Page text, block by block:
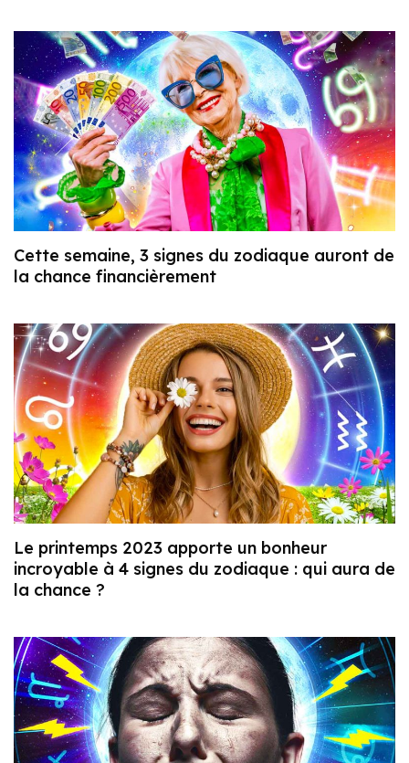
Cette semaine, 3 signes du zodiaque auront de
la chance financièrement
Le printemps 2023 apporte un bonheur
incroyable à 4 signes du zodiaque : qui aura de
la chance ?